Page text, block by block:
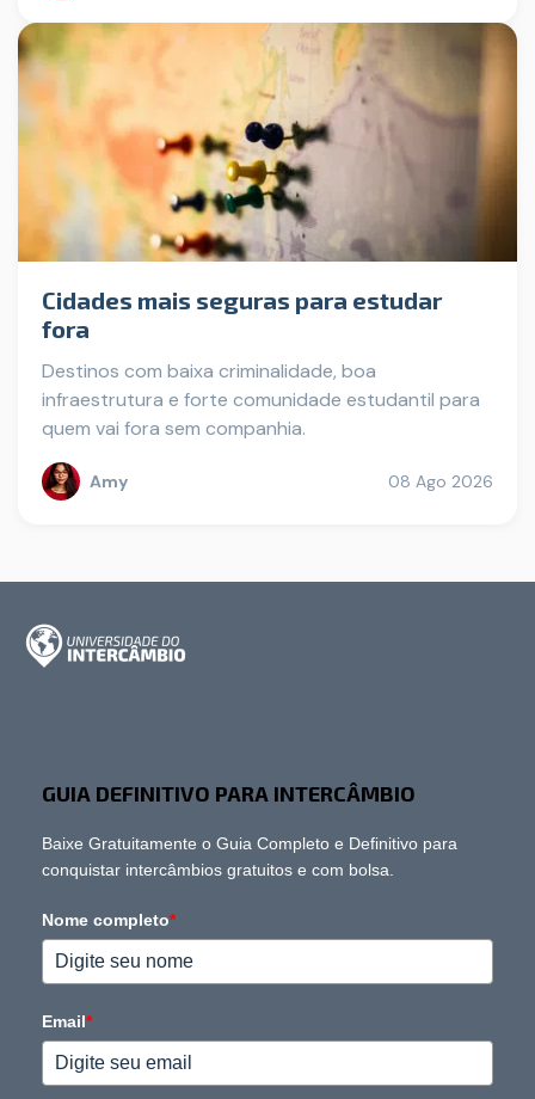
Cidades mais seguras para estudar
fora
Destinos com baixa criminalidade, boa
infraestrutura e forte comunidade estudantil para
quem vai fora sem companhia.
Amy 08 Ago 2026
GUIA DEFINITIVO PARA INTERCÂMBIO
Baixe Gratuitamente o Guia Completo e Definitivo para
conquistar intercâmbios gratuitos e com bolsa.
Nome completo*
Email*